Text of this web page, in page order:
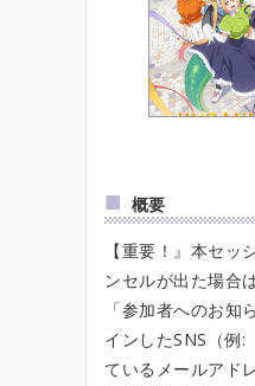
概要
【重要！』本セ
ンセルが出た場合
「参加者へのお
インしたSNS（例
ているメールアド